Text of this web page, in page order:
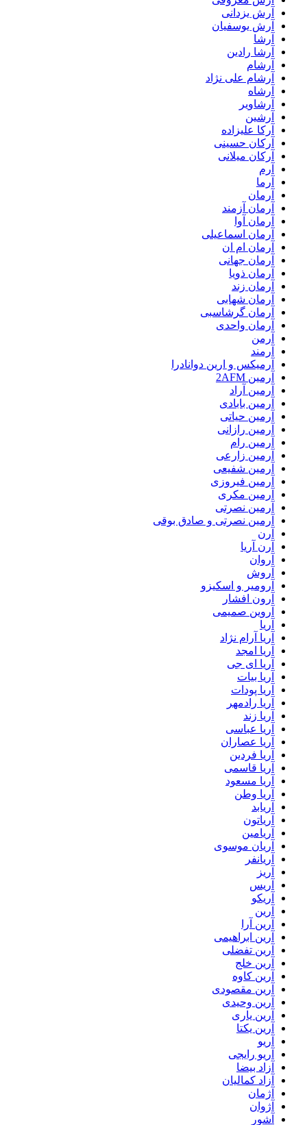
آرش یزدانی
آرش یوسفیان
آرشا
آرشا رادین
آرشام
آرشام علی نژاد
آرشاه
آرشاویر
آرشین
آرکا علیزاده
آرکان حسینی
آرکان میلانی
آرم
آرما
آرمان
آرمان آزمند
آرمان آوا
آرمان اسماعیلی
آرمان ام ان
آرمان جهانی
آرمان ذویا
آرمان زند
آرمان شهابی
آرمان گرشاسبی
آرمان واحدی
آرمن
آرمند
آرمیکس و ارین دوانادرا
آرمین 2AFM
آرمین آراد
آرمین بابادی
آرمین حیاتی
آرمین رازانی
آرمین رام
آرمین زارعی
آرمین شفیعی
آرمین فیروزی
آرمین مکری
آرمین نصرتی
آرمین نصرتی و صادق بوقی
آرن
آرن آریا
آروان
آروش
آرومیر و اسکیزو
آرون افشار
آروین صمیمی
آریا
آریا آرام نژاد
آریا امجد
آریا ای جی
آریا بیات
آریا پودات
آریا رادمهر
آریا زند
آریا عباسی
آریا عصاران
آریا فردین
آریا قاسمی
آریا مسعود
آریا وطن
آریابد
آریاتون
آریامین
آریان موسوی
آریانفر
آریز
آریس
آریکو
آرین
آرین آرا
آرین ابراهیمی
آرین تفضلی
آرین خلج
آرین کاوه
آرین مقصودی
آرین وحیدی
آرین یاری
آرین یکتا
آریو
آریو رایجی
آزاد بیضا
آزاد کمالیان
آژمان
آژوان
آشور